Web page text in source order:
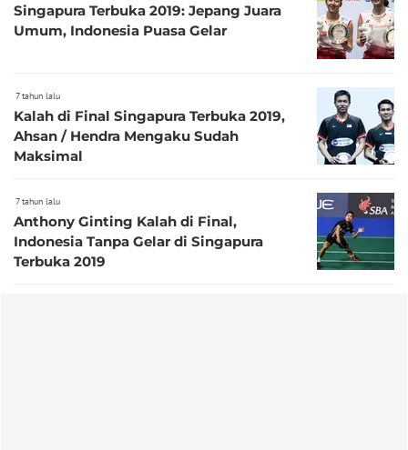
Singapura Terbuka 2019: Jepang Juara
Umum, Indonesia Puasa Gelar
7 tahun lalu
Kalah di Final Singapura Terbuka 2019,
Ahsan / Hendra Mengaku Sudah
Maksimal
7 tahun lalu
Anthony Ginting Kalah di Final,
Indonesia Tanpa Gelar di Singapura
Terbuka 2019